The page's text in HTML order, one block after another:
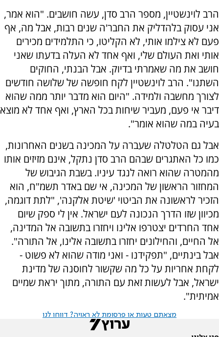
הרב לוינשטיין, מספר הרב סדן, עשה חושבים. "הוא אמר,
אני עסוק בלהדליק את החבר'ה שנים רבות, אבל מה, אף
פעם לא צילמו אותי, לא הקליטו, כי התלמידים מכירים
אותי ואת העולם שלי, ואף אחד לא העלה בדעתו שאני
חושב את מה שאמרתי בדיוק. אבל הבנתי, החוקים
השתנו". הרב לוינשטיין לקח חופשה של שלושה חודשים
לצורך מחשבה ולמידה. "היום הוא מדבר יותר ממה שהוא
דיבר אי פעם, מעביר שיחות בכל הארץ, ואף אחד לא מוצא
בעיה במה שהוא אומר".
אבל גם הטלטלה שעברה על המכינה בשנים האחרונות,
כמו כל האתגרים שבהם הרב סדן נתקל, אינם מזיזים אותו
מהמטרה שהוא רואה לנגד עיניו. בשבת הגיבוש של
המחזור הראשון של המכינה, אי שם באדר תשמ"ח, הוא
הזכיר לראשונה את הביטוי 'שיטת אלקנה', "לתת דוגמה,
מכיוון שזו הדרך הנכונה לעם ישראל. אין לי ספק שיום
אחד החרדים יצטרפו אלינו ויחזרו בתשובה אל המדינה,
אל החיים, והחילונים יחזרו בתשובה אלינו, אל התורה".
אבל בינתיים, "תפקידנו - ואני מודה שהוא לא פשוט -
לקחת אחריות על כל מה שקשור לחוסנה של מדינת
ישראל, אבל לעשות זאת עם התורה, מתוך יראת שמיים
אמיתית".
מצאתם טעות או פרסומת לא ראויה? דווחו לנו